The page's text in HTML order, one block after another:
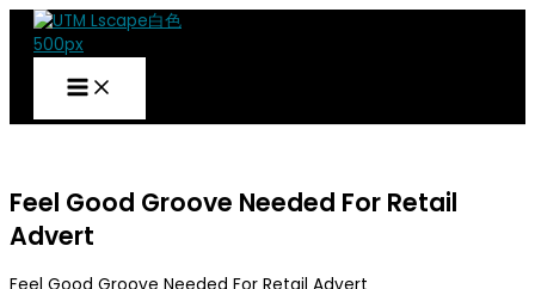
跳
Feel Good Groove Needed For Retail
Advert